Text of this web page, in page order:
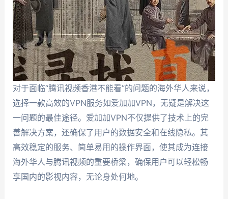
对于面临“腾讯视频香港不能看”的问题的海外华人来说，
选择一款高效的VPN服务如爱加加VPN，无疑是解决这
一问题的最佳途径。爱加加VPN不仅提供了技术上的完
善解决方案，还确保了用户的数据安全和在线隐私。其
高效稳定的服务、简单易用的操作界面，使其成为连接
海外华人与腾讯视频的重要桥梁，确保用户可以轻松畅
享国内的影视内容，无论身处何地。